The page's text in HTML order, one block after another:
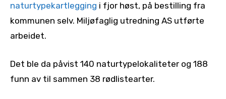
naturtypekartlegging i fjor høst, på bestilling fra
kommunen selv. Miljøfaglig utredning AS utførte
arbeidet.
Det ble da påvist 140 naturtypelokaliteter og 188
funn av til sammen 38 rødlistearter.